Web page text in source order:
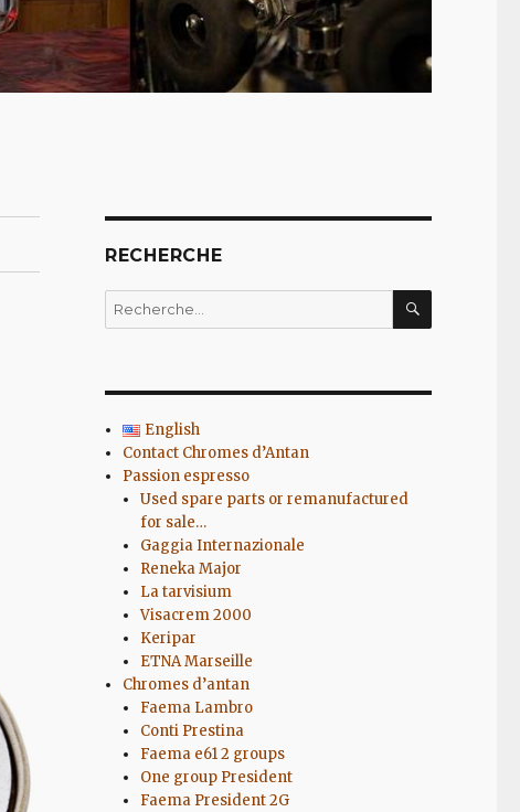
RECHERCHE
Recherche
pour
English
Contact Chromes d’Antan
Passion espresso
Used spare parts or remanufactured
for sale…
Gaggia Internazionale
Reneka Major
La tarvisium
Visacrem 2000
Keripar
ETNA Marseille
Chromes d’antan
Faema Lambro
Conti Prestina
Faema e61 2 groups
One group President
Faema President 2G